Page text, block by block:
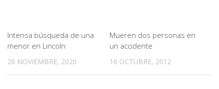
Intensa búsqueda de una
menor en Lincoln
26 NOVIEMBRE, 2020
Mueren dos personas en
un accidente
16 OCTUBRE, 2012